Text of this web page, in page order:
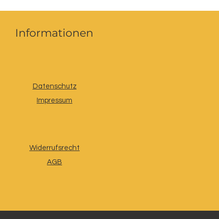
Informationen
Datenschutz
Impressum
Widerrufsrecht
AGB